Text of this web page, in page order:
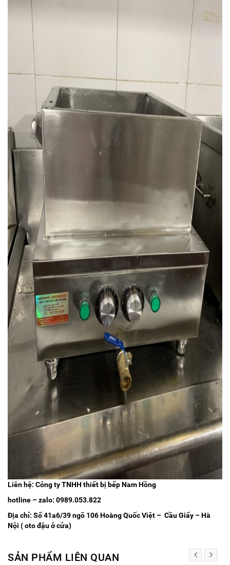
Liên hệ: Công ty TNHH thiết bị bếp Nam Hồng
hotline – zalo: 0989.053.822
Địa chỉ: Số 41a6/39 ngõ 106 Hoàng Quốc Việt – Cầu Giấy – Hà
Nội ( oto đậu ở cửa)
SẢN PHẨM LIÊN QUAN